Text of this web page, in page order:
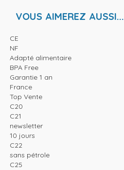
VOUS AIMEREZ AUSSI...
CE
NF
Adapté alimentaire
BPA Free
Garantie 1 an
France
Top Vente
C20
C21
newsletter
10 jours
C22
sans pétrole
C25